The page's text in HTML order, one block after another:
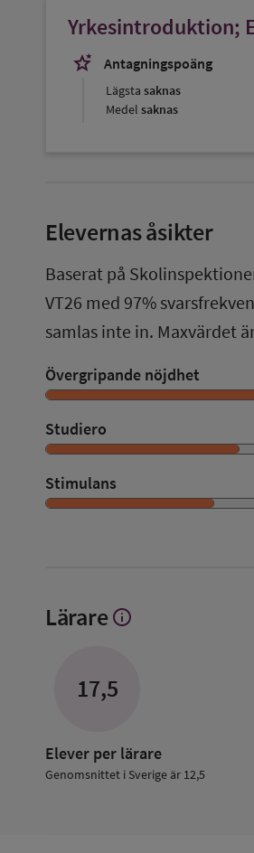
Yrkesintroduktion;
stars_2
Antagningspoäng
Lägsta saknas
Medel saknas
Elevernas åsikter
Baserat på
VT26 med 97%
samlas inte in. Maxvärdet
Övergripande nöjdhet
Studiero
Stimulans
Lärare Visa
info
17,5
Elever per lärare
Genomsnittet i Sverige är 12,5